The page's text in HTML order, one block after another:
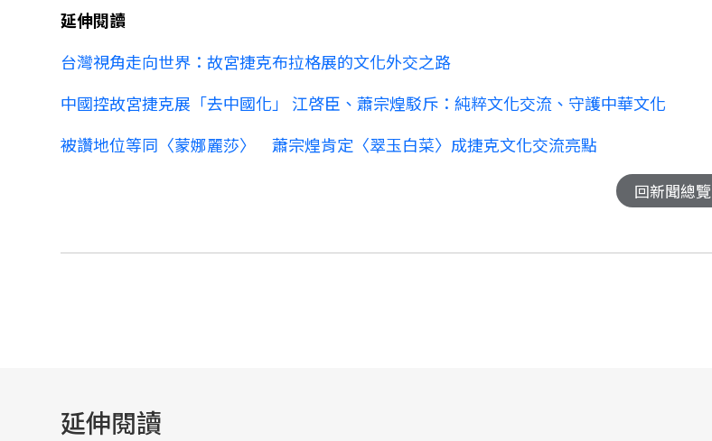
延伸閱讀
台灣視角走向世界：故宮捷克布拉格展的文化外交之路
中國控故宮捷克展「去中國化」 江啓臣、蕭宗煌駁斥：純粹文化交流、守護中華文化
被讚地位等同〈蒙娜麗莎〉 蕭宗煌肯定〈翠玉白菜〉成捷克文化交流亮點
回新聞總覽
延伸閱讀